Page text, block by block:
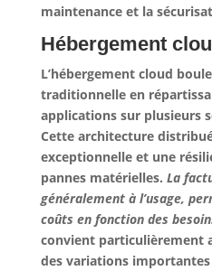
maintenance et la
Hébergement
L’hébergement cloud
traditionnelle en
applications sur plusieurs
Cette architecture
exceptionnelle et une
pannes matérielles. La
généralement à l’usage,
coûts en fonction des
convient particulièrement
des variations